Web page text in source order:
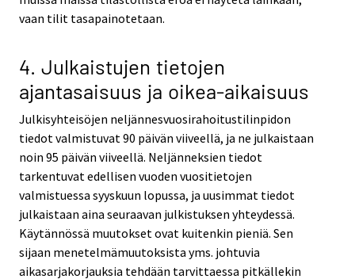
vaan tilit tasapainotetaan.
4. Julkaistujen tietojen
ajantasaisuus ja oikea-aikaisuus
Julkisyhteisöjen neljännesvuosirahoitustilinpidon
tiedot valmistuvat 90 päivän viiveellä, ja ne julkaistaan
noin 95 päivän viiveellä. Neljänneksien tiedot
tarkentuvat edellisen vuoden vuositietojen
valmistuessa syyskuun lopussa, ja uusimmat tiedot
julkaistaan aina seuraavan julkistuksen yhteydessä.
Käytännössä muutokset ovat kuitenkin pieniä. Sen
sijaan menetelmämuutoksista yms. johtuvia
aikasarjakorjauksia tehdään tarvittaessa pitkällekin